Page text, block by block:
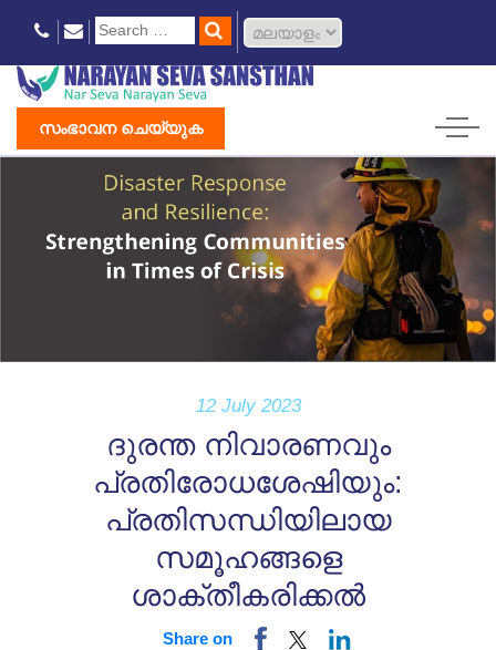
സംഭാവന ചെയ്യുക
12 July 2023
ദുരന്ത നിവാരണവും
പ്രതിരോധശേഷിയും:
പ്രതിസന്ധിയിലായ
സമൂഹങ്ങളെ
ശാക്തീകരിക്കൽ
Share on